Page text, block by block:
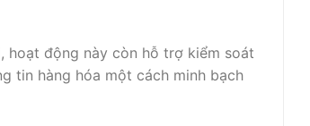
hoạt động này còn hỗ trợ kiểm soát
tin hàng hóa một cách minh bạch